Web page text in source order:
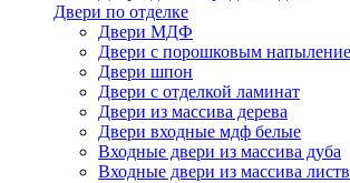
Двери по отделке
Двери МДФ
Двери с порошковым
Двери шпон
Двери с отделкой ламинат
Двери из массива дерева
Двери входные мдф белые
Входные двери из массива дуба
Входные двери из массива